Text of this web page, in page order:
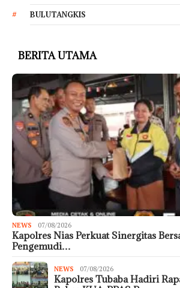
BULUTANGKIS
BERITA UTAMA
NEWS 07/08/2026
Kapolres Nias Perkuat Sinergitas
Pengemudi…
NEWS 07/08/2026
Kapolres Tubaba Hadiri